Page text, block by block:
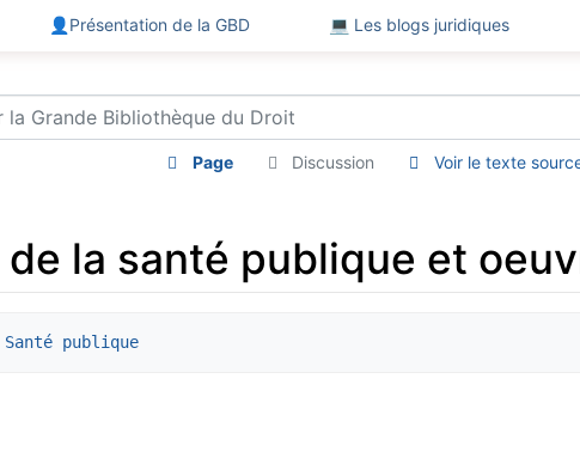
👤Présentation de la GBD 💻 Les blogs juridiques
Page Discussion Voir le texte
de la santé publique et
Santé publique